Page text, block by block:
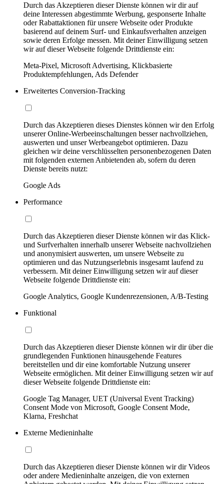
Durch das Akzeptieren dieser Dienste können wir dir auf
deine Interessen abgestimmte Werbung, gesponserte Inhalte
oder Rabattaktionen für unsere Webseite oder Produkte
basierend auf deinem Surf- und Einkaufsverhalten anzeigen
sowie deren Erfolge messen. Mit deiner Einwilligung setzen
wir auf dieser Webseite folgende Drittdienste ein:
Meta-Pixel, Microsoft Advertising, Klickbasierte
Produktempfehlungen, Ads Defender
Erweitertes Conversion-Tracking
Durch das Akzeptieren dieses Dienstes können wir den Erfolg
unserer Online-Werbeeinschaltungen besser nachvollziehen,
auswerten und unser Werbeangebot optimieren. Dazu
gleichen wir deine verschlüsselten personenbezogenen Daten
mit folgenden externen Anbietenden ab, sofern du deren
Dienste bereits nutzt:
Google Ads
Performance
Durch das Akzeptieren dieser Dienste können wir das Klick-
und Surfverhalten innerhalb unserer Webseite nachvollziehen
und anonymisiert auswerten, um unsere Webseite zu
optimieren und das Nutzungserlebnis insgesamt laufend zu
verbessern. Mit deiner Einwilligung setzen wir auf dieser
Webseite folgende Drittdienste ein:
Google Analytics, Google Kundenrezensionen, A/B-Testing
Funktional
Durch das Akzeptieren dieser Dienste können wir dir über die
grundlegenden Funktionen hinausgehende Features
bereitstellen und dir eine komfortable Nutzung unserer
Webseite ermöglichen. Mit deiner Einwilligung setzen wir auf
dieser Webseite folgende Drittdienste ein:
Google Tag Manager, UET (Universal Event Tracking)
Consent Mode von Microsoft, Google Consent Mode,
Klarna, Freshchat
Externe Medieninhalte
Durch das Akzeptieren dieser Dienste können wir dir Videos
oder andere Medieninhalte anzeigen, die von externen